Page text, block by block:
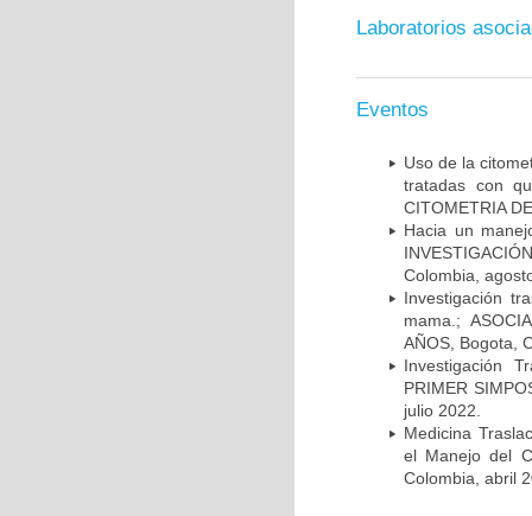
Laboratorios
Eventos
Uso de la
tratadas con
CITOMETRIA
Hacia un
Colombia,
Investigación
mama.;
AÑOS, Bogota,
Investigación
PRIMER
julio 2022.
Medicina
el Manejo del
Colombia, abril